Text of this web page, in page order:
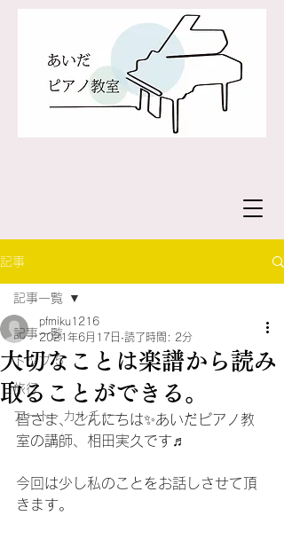
記事
記事一覧
トップ 5
旅行
アート・カルチャー
記事一覧
大切なことは楽譜から読み
取ることができる。
pfmiku1216
2021年6月17日 読了時間: 2分
皆さま、こんにちは✨あいだピアノ教
室の講師、相田実久です♬
今回は少し私のことをお話しさせて頂
きます。